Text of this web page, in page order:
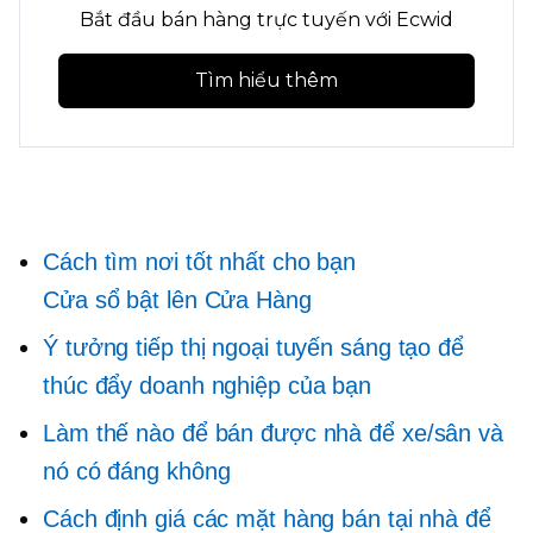
Bắt đầu bán hàng trực tuyến với Ecwid
Tìm hiểu thêm
Cách tìm nơi tốt nhất cho bạn
Cửa sổ bật lên Cửa Hàng
Ý tưởng tiếp thị ngoại tuyến sáng tạo để
thúc đẩy doanh nghiệp của bạn
Làm thế nào để bán được nhà để xe/sân và
nó có đáng không
Cách định giá các mặt hàng bán tại nhà để